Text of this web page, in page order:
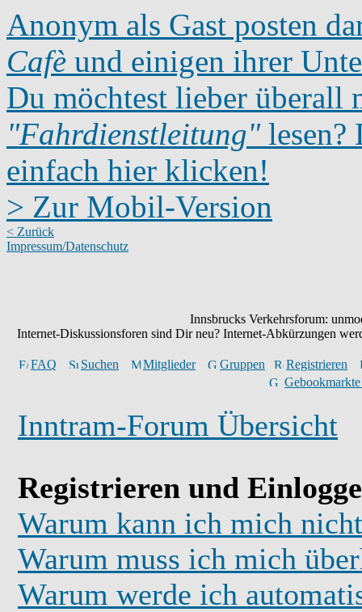
Anonym als Gast posten
Cafè und einigen ihrer
Du möchtest lieber überall
"Fahrdienstleitung"lesen?
einfach hier klicken!
> Zur Mobil-Version
< Zurück
Impressum/Datenschutz
Innsbrucks Verkehrsforum:
Internet-Diskussionsforen sind Dir neu? Internet-Abkürzungen
FAQ Suchen Mitglieder Gruppen
Registrieren
Inntram-Forum Übersicht
Registrieren und
Warum kann ich mich
Warum muss ich mich
Warum werde ich